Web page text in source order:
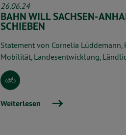
26.06.24
BAHN WILL SACHSEN-
SCHIEBEN
Statement von Cornelia
Mobilität, Landesentwicklung,
Weiterlesen